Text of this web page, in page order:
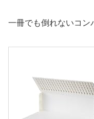
一冊でも倒れないコン